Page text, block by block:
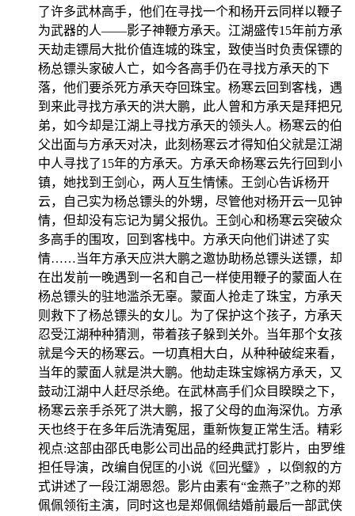
了许多武林高手，他们在寻找一个和杨开云同样以鞭子
为武器的人――影子神鞭方承天。江湖盛传15年前方承
天劫走镖局大批价值连城的珠宝，致使当时负责保镖的
杨总镖头家破人亡，如今各高手仍在寻找方承天的下
落，他们要杀死方承天夺回珠宝。杨寒云回到客栈，遇
到来此寻找方承天的洪大鹏，此人曾和方承天是拜把兄
弟，如今却是江湖上寻找方承天的领头人。杨寒云的伯
父出面与方承天对决，此刻杨寒云才得知伯父就是江湖
中人寻找了15年的方承天。方承天命杨寒云先行回到小
镇，她找到王剑心，两人互生情愫。王剑心告诉杨开
云，自己实为杨总镖头的外甥，尽管他对杨开云一见钟
情，但却没有忘记为舅父报仇。王剑心和杨寒云突破众
多高手的围攻，回到客栈中。方承天向他们讲述了实
情……当年方承天应洪大鹏之邀协助杨总镖头送镖，却
在出发前一晚遇到一名和自己一样使用鞭子的蒙面人在
杨总镖头的驻地滥杀无辜。蒙面人抢走了珠宝，方承天
则救下了杨总镖头的女儿。为了保护这个孩子，方承天
忍受江湖种种猜测，带着孩子躲到关外。当年那个女孩
就是今天的杨寒云。一切真相大白，从种种破绽来看，
当年的蒙面人就是洪大鹏。他劫走珠宝嫁祸方承天，又
鼓动江湖中人赶尽杀绝。在武林高手们众目睽睽之下，
杨寒云亲手杀死了洪大鹏，报了父母的血海深仇。方承
天也终于在多年后洗清冤屈，重新恢复正常生活。精彩
视点:这部由邵氏电影公司出品的经典武打影片，由罗维
担任导演，改编自倪匡的小说《回光璧》，以倒叙的方
式讲述了一段江湖恩怨。影片由素有“金燕子”之称的郑
佩佩领衔主演，同时这也是郑佩佩结婚前最后一部武侠